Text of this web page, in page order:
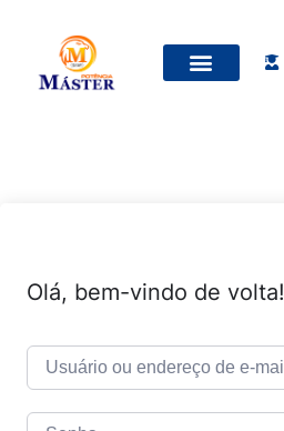
Olá, bem-vindo de volta!